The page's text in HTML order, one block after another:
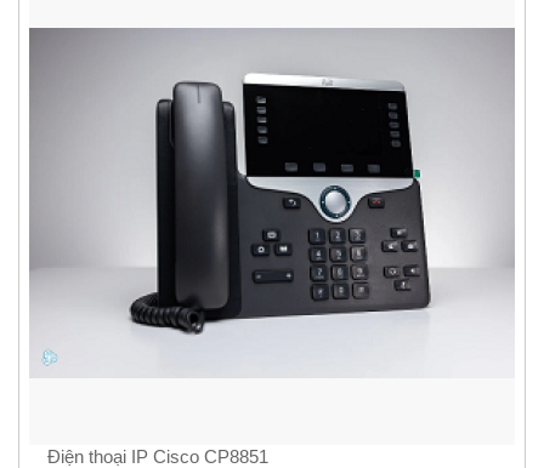
Điện thoại IP Cisco CP8851